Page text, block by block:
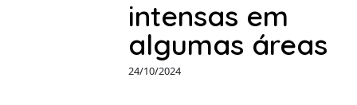
intensas em
algumas áreas
24/10/2024